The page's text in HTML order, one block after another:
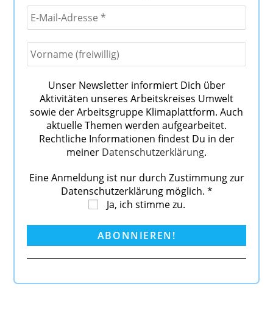
Unser Newsletter informiert Dich über
Aktivitäten unseres Arbeitskreises Umwelt
sowie der Arbeitsgruppe Klimaplattform. Auch
aktuelle Themen werden aufgearbeitet.
Rechtliche Informationen findest Du in der
meiner Datenschutzerklärung.
Eine Anmeldung ist nur durch Zustimmung zur
Datenschutzerklärung möglich. *
Ja, ich stimme zu.